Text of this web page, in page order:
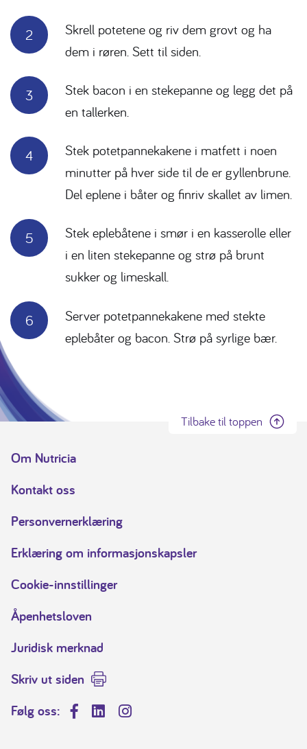
Skrell potetene og riv dem grovt og ha
dem i røren. Sett til siden.
Stek bacon i en stekepanne og legg det på
en tallerken.
Stek potetpannekakene i matfett i noen
minutter på hver side til de er gyllenbrune.
Del eplene i båter og finriv skallet av limen.
Stek eplebåtene i smør i en kasserolle eller
i en liten stekepanne og strø på brunt
sukker og limeskall.
Server potetpannekakene med stekte
eplebåter og bacon. Strø på syrlige bær.
Tilbake til toppen
Om Nutricia
Kontakt oss
Personvernerklæring
Erklæring om informasjonskapsler
Cookie-innstillinger
Åpenhetsloven
Juridisk merknad
Skriv ut siden
Følg oss:
Facebook
LinkedInInstagram